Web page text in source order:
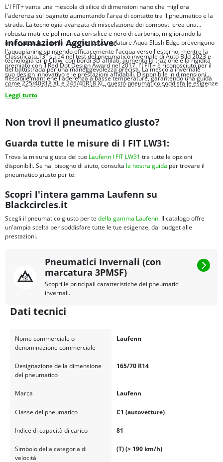
L'I FIT+ vanta una mescola di silice di dimensioni nano che migliora
l'aderenza sul bagnato aumentando l'area di contatto tra il pneumatico e la
strada. La tecnologia avanzata di miscelazione dei composti crea una
robusta matrice polimerica con silice e nero di carbonio, migliorando la
maneggevolezza e la trazione. Le scanalature Aqua Slush Edge prevengono
l'aquaplaning spingendo efficacemente l'acqua verso l'esterno, mentre la
tecnologia Grip Claw, con bordi 3D affilati, aumenta la trazione e la rigidità
del battistrada per una maneggevolezza precisa. La mescola invernale
flessibile mantiene l'aderenza a basse temperature, garantendo una guida
sicura in condizioni nevose. Inoltre, il design del bordo della scanalatura e
della lunghezza della kerf aiuta il pneumatico a mordere la neve,
Informazioni Aggiuntive:
Classificato 13° su 54 nel test del pneumatico invernale di Auto Bild 2023 e
premiato con il Red Dot Design Award nel 2017, l'I FIT+ è riconosciuto per il
suo design innovativo e le prestazioni affidabili. Disponibile in dimensioni
come 225/40R18 XL e 245/40R18 XL, questo pneumatico soddisfa le esigenze
di vari veicoli, offrendo eccellente aderenza sul bagnato e bassi livelli di
rumore per una guida silenziosa e confortevole.
Leggi tutto
Non trovi il pneumatico giusto?
Guarda tutte le misure di I FIT LW31:
Trova la misura giusta del tuo Laufenn I FIT LW31 tra tutte le opzioni
disponibili. Se hai bisogno di aiuto, consulta la nostra guida per trovare il
pneumatico giusto per te.
Scopri l'intera gamma Laufenn su
Blackcircles.it
Scegli il pneumatico giusto per te della gamma Laufenn. Il catalogo offre
un'ampia scelta per soddisfare tutte le tue esigenze, dal budget alle
prestazioni.
Pneumatici Invernali (con
marcatura 3PMSF)
Scopri le principali caratteristiche dei pneumatici
invernali.
Dati tecnici
Nome commerciale o
denominazione commerciale
Laufenn
Designazione della dimensione
del pneumatico
165/70 R14
Marca Laufenn
Classe del pneumatico C1 (autovetture)
Indice di capacità di carico 81
Simbolo della categoria di
velocità
(T) (> 190 km/h)